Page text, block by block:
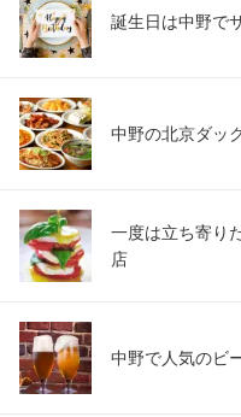
誕生日は中野で
中野の北京ダッ
一度は立ち寄り
店
中野で人気のビ